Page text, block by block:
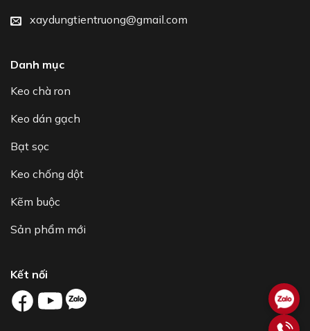
xaydungtientruong@gmail.com
Danh mục
Keo chà ron
Keo dán gạch
Bạt sọc
Keo chống dột
Kẽm buộc
Sản phẩm mới
Kết nối